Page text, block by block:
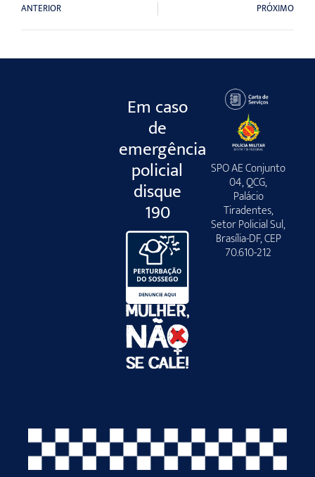
ANTERIOR PRÓXIMO
Em caso
de
emergência
policial
disque
190
SPO AE Conjunto
04, QCG,
Palácio
Tiradentes,
Setor Policial Sul,
Brasília-DF, CEP
70.610-212